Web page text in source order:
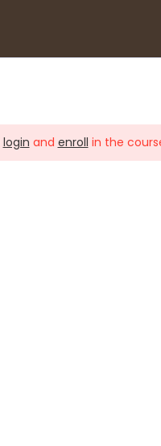
login and enroll in the